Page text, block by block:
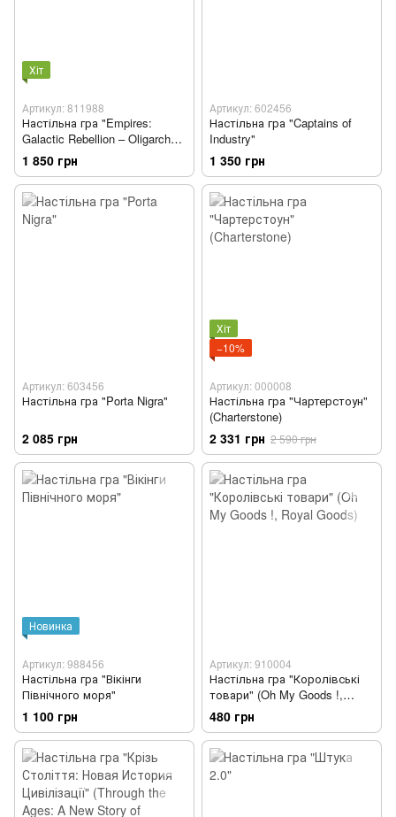
Хіт
Артикул: 811988
Настільна гра "Empires:
Galactic Rebellion – Oligarchs
Expansion"
1 850 грн
Артикул: 602456
Настільна гра "Captains of
Industry"
1 350 грн
Артикул: 603456
Настільна гра "Porta Nigra"
2 085 грн
Хіт
−10%
Артикул: 000008
Настільна гра "Чартерстоун"
(Charterstone)
2 331 грн 2 590 грн
Новинка
Артикул: 988456
Настільна гра "Вікінги
Північного моря"
1 100 грн
Артикул: 910004
Настільна гра "Королівські
товари" (Oh My Goods !,
Royal Goods)
480 грн